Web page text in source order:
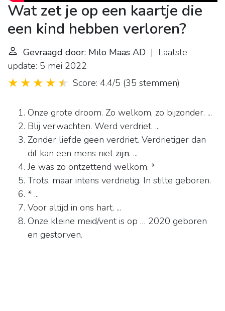
Wat zet je op een kaartje die
een kind hebben verloren?
Gevraagd door: Milo Maas AD | Laatste
update: 5 mei 2022
Score: 4.4/5 (35 stemmen)
Onze grote droom. Zo welkom, zo bijzonder. ...
Blij verwachten. Werd verdriet. ...
Zonder liefde geen verdriet. Verdrietiger dan
dit kan een mens niet zijn. ...
Je was zo ontzettend welkom. *
Trots, maar intens verdrietig. In stilte geboren.
* ...
Voor altijd in ons hart. ...
Onze kleine meid/vent is op … 2020 geboren
en gestorven.